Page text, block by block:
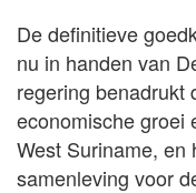
De definitieve
nu in handen van
regering benadrukt
economische groei
West Suriname, en
samenleving voor